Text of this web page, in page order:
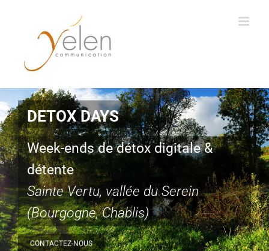
DETOX DAYS
Week-ends de détox digitale &
détente
Sainte Vertu, vallée du Serein
(Bourgogne, Chablis)
CONTACTEZ-NOUS